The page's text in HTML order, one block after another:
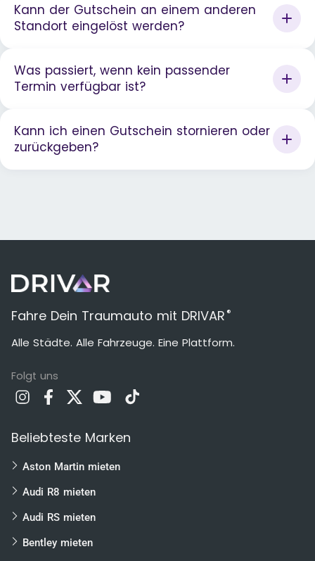
Kann der Gutschein an einem anderen
Standort eingelöst werden?
Was passiert, wenn kein passender
Termin verfügbar ist?
Kann ich einen Gutschein stornieren oder
zurückgeben?
Fahre Dein Traumauto mit DRIVAR ®
Alle Städte. Alle Fahrzeuge. Eine Plattform.
Folgt uns
Beliebteste Marken
Aston Martin mieten
Audi R8 mieten
Audi RS mieten
Bentley mieten